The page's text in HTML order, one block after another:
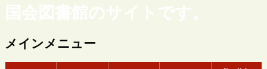
国会図書館のサイトです。
メインメニュー